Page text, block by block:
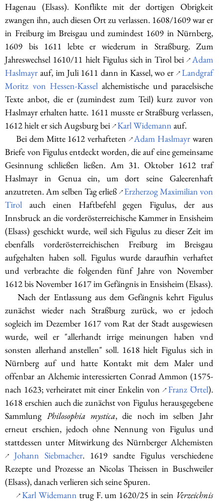
Hagenau (Elsass). Konflikte mit der dortigen Obrigkeit
zwangen ihn, auch diesen Ort zu verlassen. 1608/1609 war er
in Freiburg im Breisgau und zumindest 1609 in Nürnberg,
1609 bis 1611 lebte er wiederum in Straßburg. Zum
Jahreswechsel 1610/11 hielt Figulus sich in Tirol bei ↗ Adam
Haslmayr auf, im Juli 1611 dann in Kassel, wo er ↗ Landgraf
Moritz von Hessen-Kasselalchemistische und paracelsische
Texte anbot, die er (zumindest zum Teil) kurz zuvor von
Haslmayr erhalten hatte. 1611 musste er Straßburg verlassen,
1612 hielt er sich Augsburg bei↗Karl Widemann auf.
Bei dem Mitte 1612 verhafteten ↗Adam Haslmayr waren
Briefe von Figulus entdeckt worden, die auf eine gemeinsame
Gesinnung schließen ließen. Am 31. Oktober 1612 traf
Haslmayr in Genua ein, um dort seine Galeerenhaft
anzutreten. Am selben Tag erließ ↗ Erzherzog Maximilian von
Tirol auch einen Haftbefehl gegen Figulus, der aus
Innsbruck an die vorderösterreichische Kammer in Ensisheim
(Elsass) geschickt wurde, weil sich Figulus zu dieser Zeit im
ebenfalls vorderösterreichischen Freiburg im Breisgau
aufgehalten haben soll. Figulus wurde daraufhin verhaftet
und verbrachte die folgenden fünf Jahre von November
1612 bis November 1617 im Gefängnis in Ensisheim (Elsass).
Nach der Entlassung aus dem Gefängnis kehrt Figulus
zunächst wieder nach Straßburg zurück, wo er jedoch
sogleich im Dezember 1617 vom Rat der Stadt ausgewiesen
wurde, weil er "allerhandt irrige meinungen haben vnd
sonsten allerhand anstellen" soll. 1618 hielt Figulus sich in
Nürnberg auf und hatte Kontakt mit dem Maler und
offenbar an Alchemie interessierten Conrad Ammon (1575-
nach 1623; verheiratet mit einer Enkelin von↗ Franz Örtel).
1618 erschien auch die zunächst von Figulus herausgegebene
Sammlung Philosophia mystica, die noch im selben Jahr
erneut erschien, jedoch ohne Nennung von Figulus und
stattdessen unter Mitwirkung des Nürnberger Alchemisten
↗ Johann Siebmacher. 1619 sandte Figulus verschiedene
Rezepte und Prozesse an Nicolas Theissen in Buschweiler
(Elsass), danach verlieren sich seine Spuren.
↗Karl Widemann trug F. um 1620/25 in sein Verzeichnis